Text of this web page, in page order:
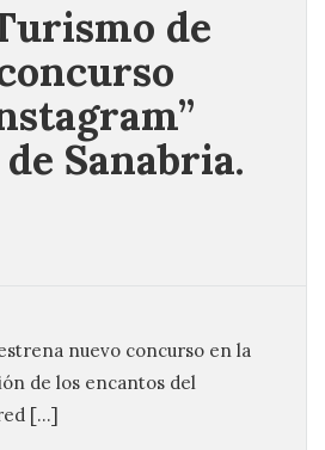
de
Sanabria.
nuevo concurso en la
de los encantos del
[…]